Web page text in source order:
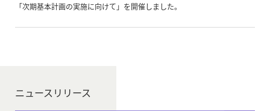
「次期基本計画の実施に向けて」を開催しました。
ニュースリリース